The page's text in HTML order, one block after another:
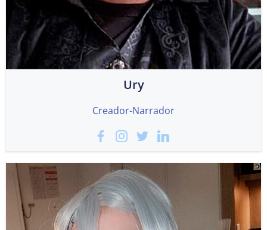
Ury
Creador-Narrador